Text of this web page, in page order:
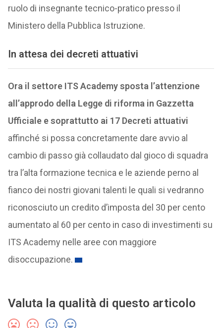
ruolo di insegnante tecnico-pratico presso il
Ministero della Pubblica Istruzione.
In attesa dei decreti attuativi
Ora il settore ITS Academy sposta l’attenzione
all’approdo della Legge di riforma in Gazzetta
Ufficiale e soprattutto ai 17 Decreti attuativi
affinché si possa concretamente dare avvio al
cambio di passo già collaudato dal gioco di squadra
tra l’alta formazione tecnica e le aziende perno al
fianco dei nostri giovani talenti le quali si vedranno
riconosciuto un credito d’imposta del 30 per cento
aumentato al 60 per cento in caso di investimenti su
ITS Academy nelle aree con maggiore
disoccupazione.
Valuta la qualità di questo articolo